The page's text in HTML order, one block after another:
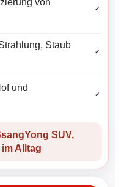
von
✓
Staub
✓
und
✓
SUV,
Alltag